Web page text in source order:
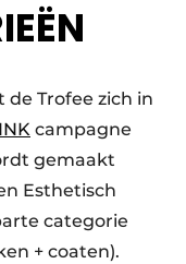
de Trofee zich in
campagne
gemaakt
Esthetisch
categorie
+ coaten).